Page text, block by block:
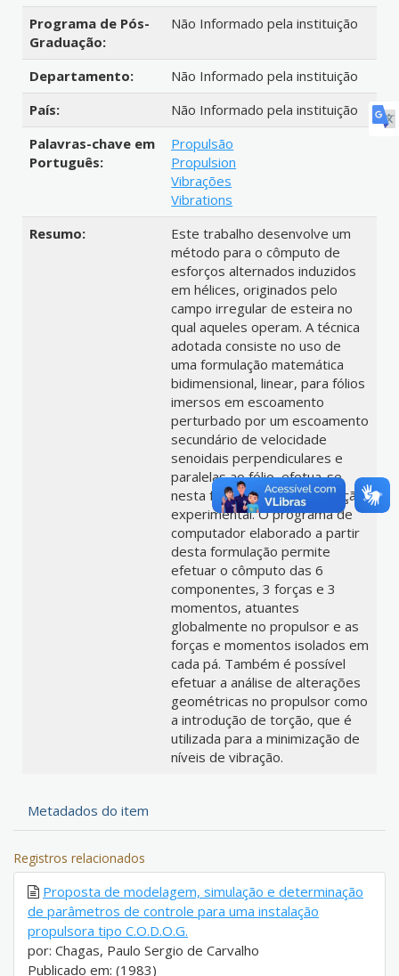
Programa de Pós-
Graduação:
Não Informado pela instituição
Departamento:
Não Informado pela instituição
País:
Não Informado pela instituição
Palavras-chave em
Português:
Propulsão
Propulsion
Vibrações
Vibrations
Resumo:
Este trabalho desenvolve um
método para o cômputo de
esforços alternados induzidos
em hélices, originados pelo
campo irregular de esteira no
qual aqueles operam. A técnica
adotada consiste no uso de
uma formulação matemática
bidimensional, linear, para fólios
imersos em escoamento
perturbado por um escoamento
secundário de velocidade
senoidais perpendiculares e
paralelas ao fólio, efetua-se
nesta formulação uma correção
experimental. O programa de
computador elaborado a partir
desta formulação permite
efetuar o cômputo das 6
componentes, 3 forças e 3
momentos, atuantes
globalmente no propulsor e as
forças e momentos isolados em
cada pá. Também é possível
efetuar a análise de alterações
geométricas no propulsor como
a introdução de torção, que é
utilizada para a minimização de
níveis de vibração.
Metadados do item
Registros relacionados
Proposta de modelagem, simulação e determinação
de parâmetros de controle para uma instalação
propulsora tipo C.O.D.O.G.
por: Chagas, Paulo Sergio de Carvalho
Publicado em: (1983)